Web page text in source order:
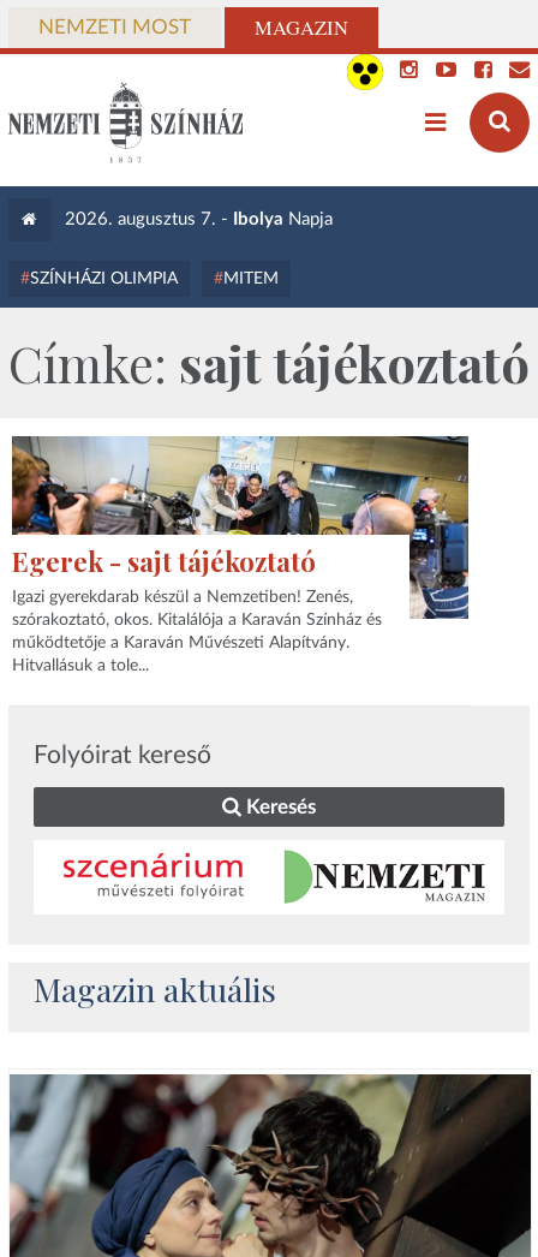
NEMZETI MOST MAGAZIN
2026. augusztus 7. - Ibolya Napja
SZÍNHÁZI OLIMPIA MITEM
Címke: sajt tájékoztató
Egerek - sajt tájékoztató
Igazi gyerekdarab készül a Nemzetiben! Zenés,
szórakoztató, okos. Kitalálója a Karaván Színház és
működtetője a Karaván Művészeti Alapítvány.
Hitvallásuk a tole...
Folyóirat kereső
Keresés
Magazin aktuális